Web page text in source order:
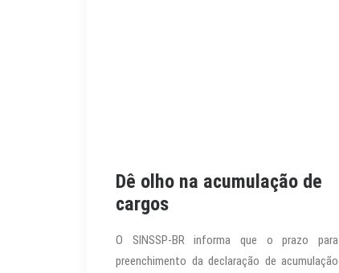
Dê olho na acumulação de
cargos
O SINSSP-BR informa que o prazo para
preenchimento da declaração de acumulação